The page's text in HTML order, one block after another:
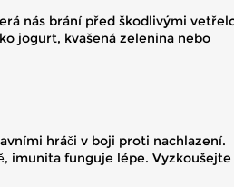
nás brání před škodlivými
jogurt, kvašená zelenina nebo
hráči v boji proti nachlazení.
imunita funguje lépe. Vyzkoušejte